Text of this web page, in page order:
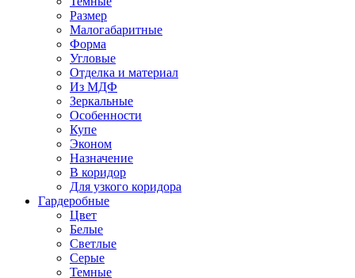
Размер
Малогабаритные
Форма
Угловые
Отделка и материал
Из МДФ
Зеркальные
Особенности
Купе
Эконом
Назначение
В коридор
Для узкого коридора
Гардеробные
Цвет
Белые
Светлые
Серые
Темные